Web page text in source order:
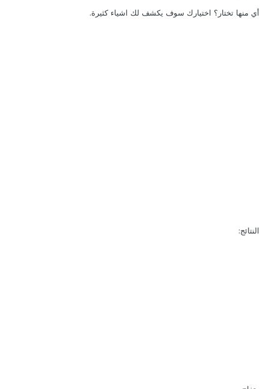
أي منها تختار؟ اختيارك سوف يكشف لك اشياء كثيرة.
النتائج: